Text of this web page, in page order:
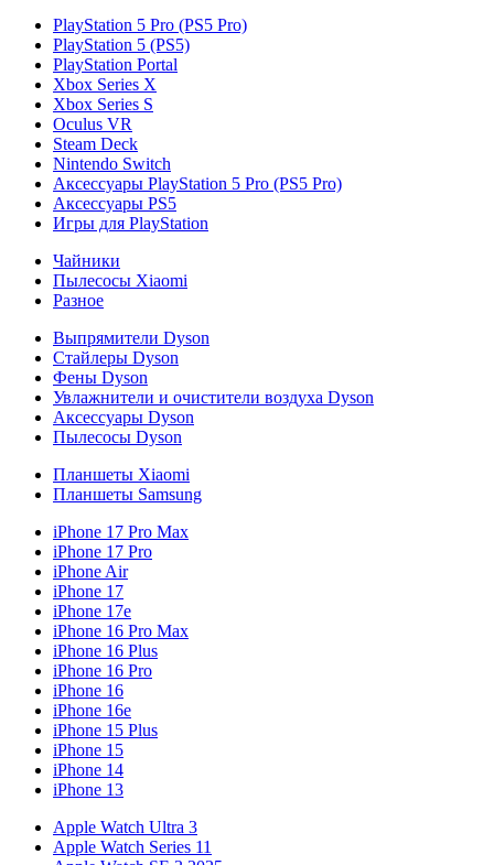
PlayStation 5 Pro (PS5 Pro)
PlayStation 5 (PS5)
PlayStation Portal
Xbox Series X
Xbox Series S
Oculus VR
Steam Deck
Nintendo Switch
Аксессуары PlayStation 5 Pro (PS5 Pro)
Аксессуары PS5
Игры для PlayStation
Чайники
Пылесосы Xiaomi
Разное
Выпрямители Dyson
Стайлеры Dyson
Фены Dyson
Увлажнители и очистители воздуха Dyson
Аксессуары Dyson
Пылесосы Dyson
Планшеты Xiaomi
Планшеты Samsung
iPhone 17 Pro Max
iPhone 17 Pro
iPhone Air
iPhone 17
iPhone 17e
iPhone 16 Pro Max
iPhone 16 Plus
iPhone 16 Pro
iPhone 16
iPhone 16e
iPhone 15 Plus
iPhone 15
iPhone 14
iPhone 13
Apple Watch Ultra 3
Apple Watch Series 11